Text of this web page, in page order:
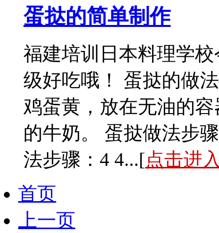
蛋挞的简单制作
福建培训日本料理学
级好吃哦！ 蛋挞的做
鸡蛋黄，放在无油的
的牛奶。 蛋挞做法步
法步骤：4 4...[点击进
首页
上一页